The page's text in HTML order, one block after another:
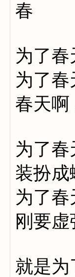
春
为了
为了
春天啊
为了
装扮成
为了
刚要
就是为